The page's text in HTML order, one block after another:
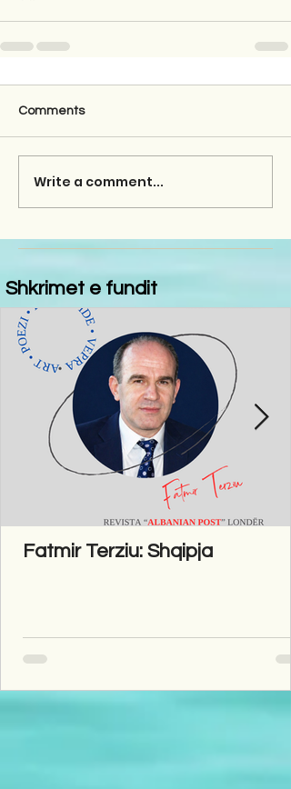
Comments
Write a comment...
Shkrimet e fundit
Fatmir Terziu: Shqipja